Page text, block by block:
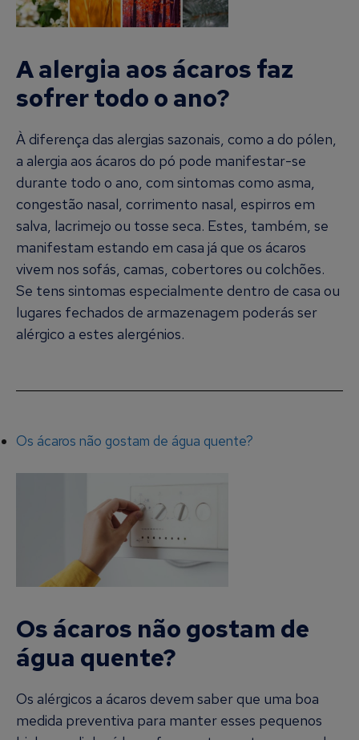
A alergia aos ácaros faz
sofrer todo o ano?
À diferença das alergias sazonais, como a do pólen,
a alergia aos ácaros do pó pode manifestar-se
durante todo o ano, com sintomas como asma,
congestão nasal, corrimento nasal, espirros em
salva, lacrimejo ou tosse seca. Estes, também, se
manifestam estando em casa já que os ácaros
vivem nos sofás, camas, cobertores ou colchões.
Se tens sintomas especialmente dentro de casa ou
lugares fechados de armazenagem poderás ser
alérgico a estes alergénios.
Os ácaros não gostam de água quente?
Os ácaros não gostam de
água quente?
Os alérgicos a ácaros devem saber que uma boa
medida preventiva para manter esses pequenos